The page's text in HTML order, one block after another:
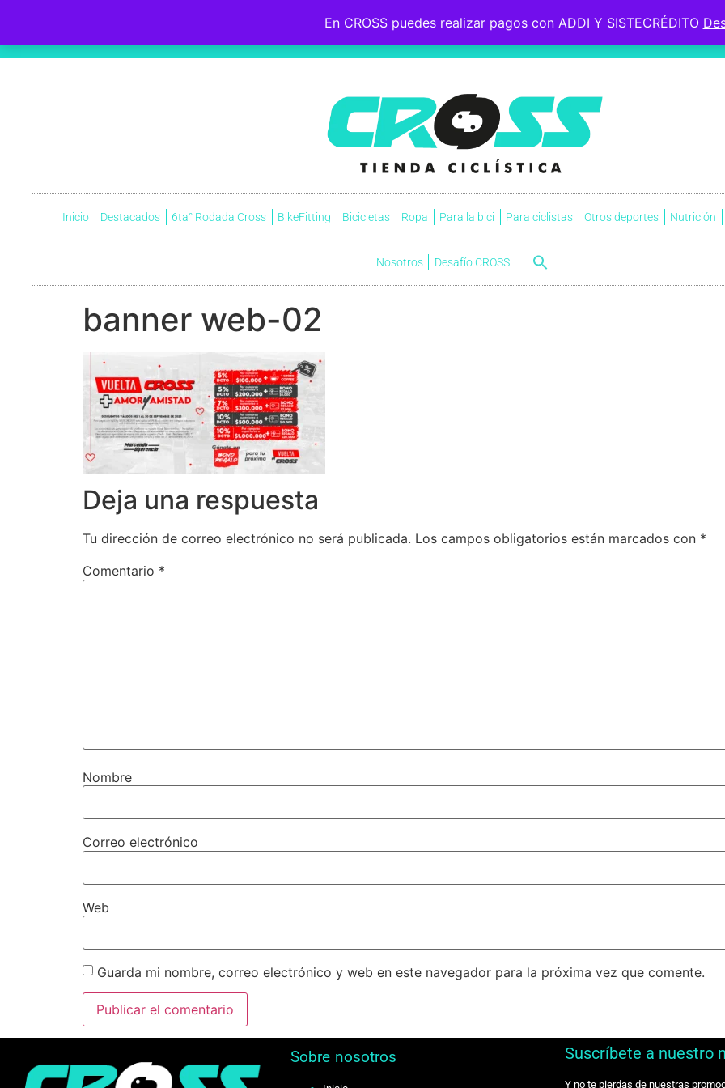
En CROSS puedes realizar pagos con ADDI Y SISTECRÉDITO
, el iniciador y perfeccionador de nuestra fe, quien, por el gozo que le esperaba, soportó la
Inicio Destacados 6ta° Rodada Cross BikeFitting Bicicletas Ropa Para la bici Para ciclistas Otros deportes Nutrición
Nosotros Desafío CROSS
banner web-02
Deja una respuesta
Tu dirección de correo electrónico no será publicada. Los campos obligatorios están marcados con *
Comentario *
Nombre
Correo electrónico
Web
Guarda mi nombre, correo electrónico y web en este navegador para la próxima vez que comente.
Sobre nosotros Suscríbete a nuestro
Y no te pierdas de nuestras